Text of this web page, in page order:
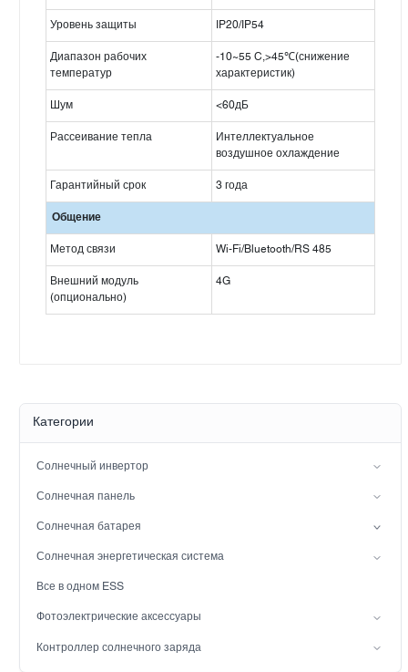
Уровень защиты IP20/IP54
Диапазон рабочих
температур
-10~55 C,>45℃(снижение
характеристик)
Шум <60дБ
Рассеивание тепла
Интеллектуальное
воздушное охлаждение
Гарантийный срок 3 года
Общение
Метод связи Wi-Fi/Bluetooth/RS 485
Внешний модуль
(опционально)
4G
Категории
Солнечный инвертор
Инвертор с расщепленной фазой
Гибридный солнечный инвертор (IP21)
Гибридный солнечный инвертор (IP65)
Солнечная панель
Мононуклеоз
Солнечная батарея
Свинцовая батарея
Аккумулятор LiFePO4
Солнечная энергетическая система
сетевая солнечная энергосистема
Вне сети солнечная система мощности
Все в одном ESS
Фотоэлектрические аксессуары
Солнечный свет
Контроллер солнечного заряда